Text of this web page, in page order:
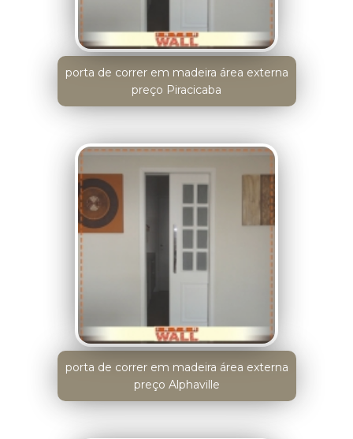
porta de correr em madeira área externa
preço Piracicaba
porta de correr em madeira área externa
preço Alphaville